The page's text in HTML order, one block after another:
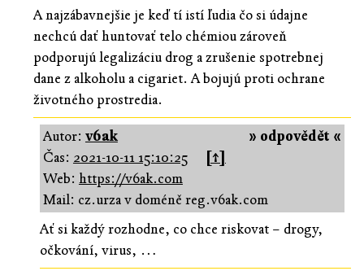
A najzábavnejšie je keď tí istí ľudia čo si údajne
nechcú dať huntovať telo chémiou zároveň
podporujú legalizáciu drog a zrušenie spotrebnej
dane z alkoholu a cigariet. A bojujú proti ochrane
životného prostredia.
» odpovědět «
Autor: v6ak
Čas: 2021-10-11 15:10:25
[↑]
Web: https://v6ak.com
Mail: cz.urza v doméně reg.v6ak.com
Ať si každý rozhodne, co chce riskovat – drogy,
očkování, virus, …